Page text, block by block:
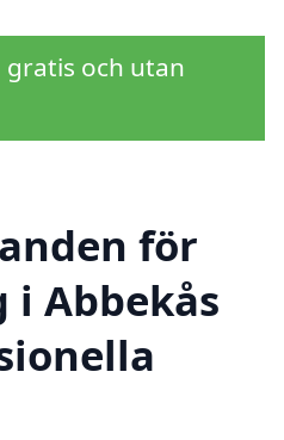
gratis och utan
för
Abbekås